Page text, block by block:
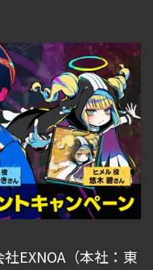
EXNOA（本社：東